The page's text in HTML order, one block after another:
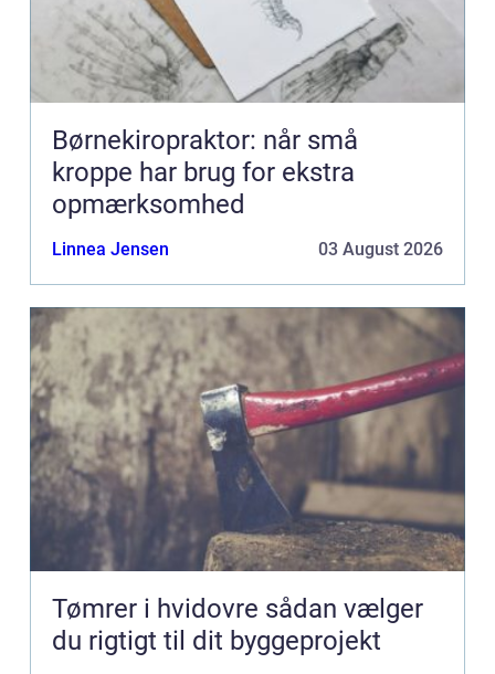
Børnekiropraktor: når små
kroppe har brug for ekstra
opmærksomhed
Linnea Jensen 03 August 2026
Tømrer i hvidovre sådan vælger
du rigtigt til dit byggeprojekt